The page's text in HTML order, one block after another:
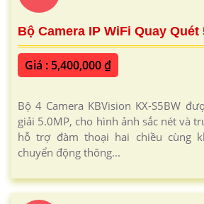
Bộ Camera IP WiFi Quay Quét
Giá : 5,400,000 ₫
Bộ 4 Camera KBVision KX-S5BW
giải 5.0MP, cho hình ảnh sắc nét và
hỗ trợ đàm thoại hai chiều cùng
chuyển động thông...